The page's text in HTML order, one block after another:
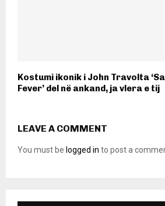
Kostumi ikonik i John Travolta
Fever’ del në ankand, ja vlera e tij
LEAVE A COMMENT
You must be logged in to post a